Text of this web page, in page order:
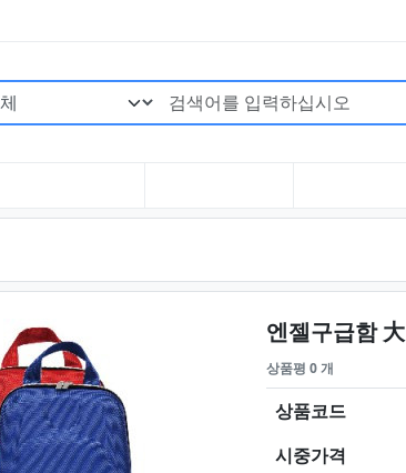
검색어 필수
엔젤구급함
상품평 0 개
상품코드
시중가격